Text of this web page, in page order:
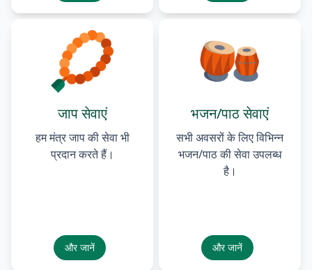
जाप सेवाएं
हम मंत्र जाप की सेवा भी
प्रदान करते हैं।
और जानें
भजन/पाठ सेवाएं
सभी अवसरों के लिए विभिन्न
भजन/पाठ की सेवा उपलब्ध
है।
और जानें